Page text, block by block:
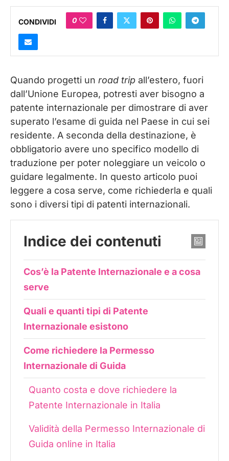
CONDIVIDI 0
Quando progetti un road trip all’estero, fuori
dall’Unione Europea, potresti aver bisogno a
patente internazionale per dimostrare di aver
superato l’esame di guida nel Paese in cui sei
residente. A seconda della destinazione, è
obbligatorio avere uno specifico modello di
traduzione per poter noleggiare un veicolo o
guidare legalmente. In questo articolo puoi
leggere a cosa serve, come richiederla e quali
sono i diversi tipi di patenti internazionali.
Indice dei contenuti
Cos’è la Patente Internazionale e a cosa
serve
Quali e quanti tipi di Patente
Internazionale esistono
Come richiedere la Permesso
Internazionale di Guida
Quanto costa e dove richiedere la
Patente Internazionale in Italia
Validità della Permesso Internazionale di
Guida online in Italia